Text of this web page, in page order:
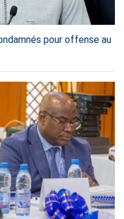
pour offense au